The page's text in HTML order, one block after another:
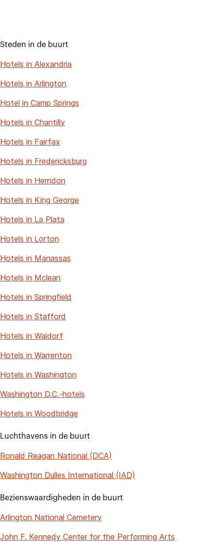
Steden in de buurt
Hotels in Alexandria
Hotels in Arlington
Hotel in Camp Springs
Hotels in Chantilly
Hotels in Fairfax
Hotels in Fredericksburg
Hotels in Herndon
Hotels in King George
Hotels in La Plata
Hotels in Lorton
Hotels in Manassas
Hotels in Mclean
Hotels in Springfield
Hotels in Stafford
Hotels in Waldorf
Hotels in Warrenton
Hotels in Washington
Washington D.C.-hotels
Hotels in Woodbridge
Luchthavens in de buurt
Ronald Reagan National (DCA)
Washington Dulles International (IAD)
Bezienswaardigheden in de buurt
Arlington National Cemetery
John F. Kennedy Center for the Performing Arts